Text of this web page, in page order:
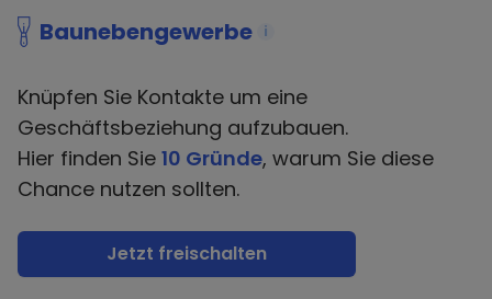
Baunebengewerbe i
Knüpfen Sie Kontakte um eine
Geschäftsbeziehung aufzubauen.
Hier finden Sie 10 Gründe, warum Sie diese
Chance nutzen sollten.
Jetzt freischalten